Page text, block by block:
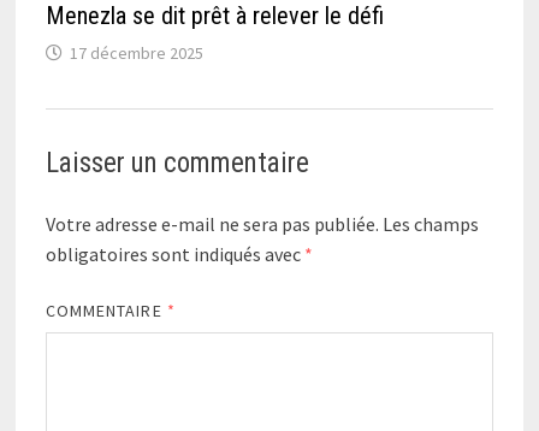
Menezla se dit prêt à relever le défi
17 décembre 2025
Laisser un commentaire
Votre adresse e-mail ne sera pas publiée. Les champs
obligatoires sont indiqués avec *
COMMENTAIRE *